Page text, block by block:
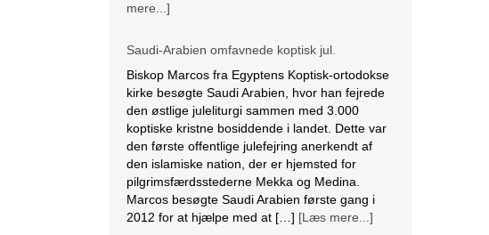
mere...]
Saudi-Arabien omfavnede koptisk jul.
Biskop Marcos fra Egyptens Koptisk-ortodokse
kirke besøgte Saudi Arabien, hvor han fejrede
den østlige juleliturgi sammen med 3.000
koptiske kristne bosiddende i landet. Dette var
den første offentlige julefejring anerkendt af
den islamiske nation, der er hjemsted for
pilgrimsfærdsstederne Mekka og Medina.
Marcos besøgte Saudi Arabien første gang i
2012 for at hjælpe med at […] [Læs mere...]